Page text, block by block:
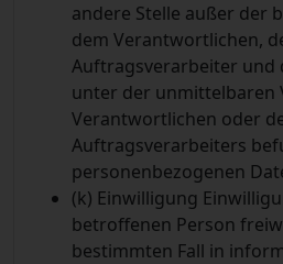
andere Stelle außer der
dem Verantwortlichen,
Auftragsverarbeiter und
unter der unmittelbaren
Verantwortlichen oder
Auftragsverarbeiters
personenbezogenen
(k) Einwilligung
betroffenen Person
bestimmten Fall in